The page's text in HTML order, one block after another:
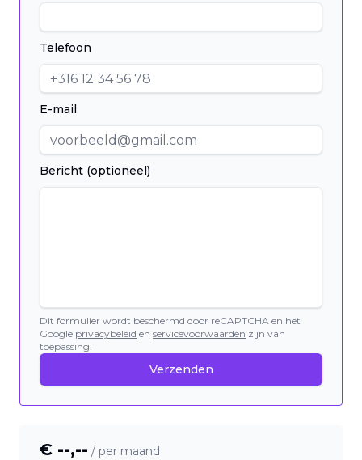
Telefoon
E-mail
Bericht (optioneel)
Dit formulier wordt beschermd door reCAPTCHA en het
Google privacybeleid en servicevoorwaarden zijn van
toepassing.
Verzenden
€ --,-- / per maand